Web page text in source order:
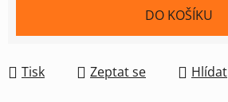
DO KOŠÍKU
Tisk Zeptat se Hlídat